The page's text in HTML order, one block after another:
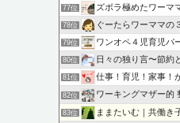
77位 ズボラ極めたワーマ
78位 ぐーたらワーママの
79位 ワンオペ４児育児パ
80位 日々の独り言〜節約
81位 仕事！育児！家事！が
82位 ワーキングマザー的
83位 ままたいむ｜共働き